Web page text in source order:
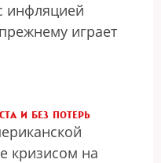
инфляцией
играет
и без потерь
кризисом на